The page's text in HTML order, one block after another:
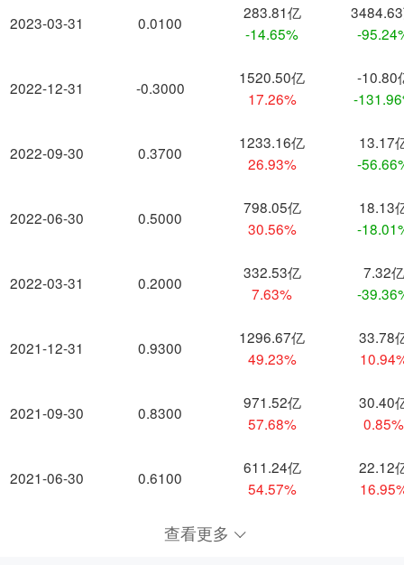
2023-03-31
2022-12-31
2022-09-30
2022-06-30
2022-03-31
2021-12-31
2021-09-30
2021-06-30
0.0100
283.81亿
-14.65%
-
-0.3000
1520.50亿
17.26%
-10.80
-
0.3700
1233.16亿
26.93%
13.17
-
0.5000
798.05亿
30.56%
18.13
-
0.2000
332.53亿
7.63%
7.32亿
-
0.9300
1296.67亿
49.23%
33.78
0.8300
971.52亿
57.68%
30.40
0.85%
0.6100
611.24亿
54.57%
22.12
查看更多